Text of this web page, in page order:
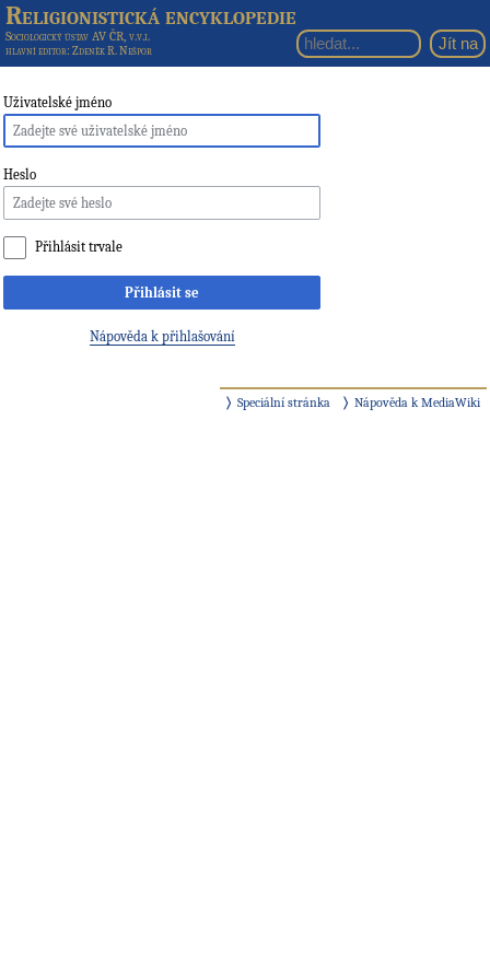
Religionistická encyklopedie
Sociologický ústav AV ČR, v.v.i.
hlavní editor: Zdeněk R. Nešpor
Uživatelské jméno
Heslo
Přihlásit trvale
Přihlásit se
Nápověda k přihlašování
Speciální stránka Nápověda k MediaWiki